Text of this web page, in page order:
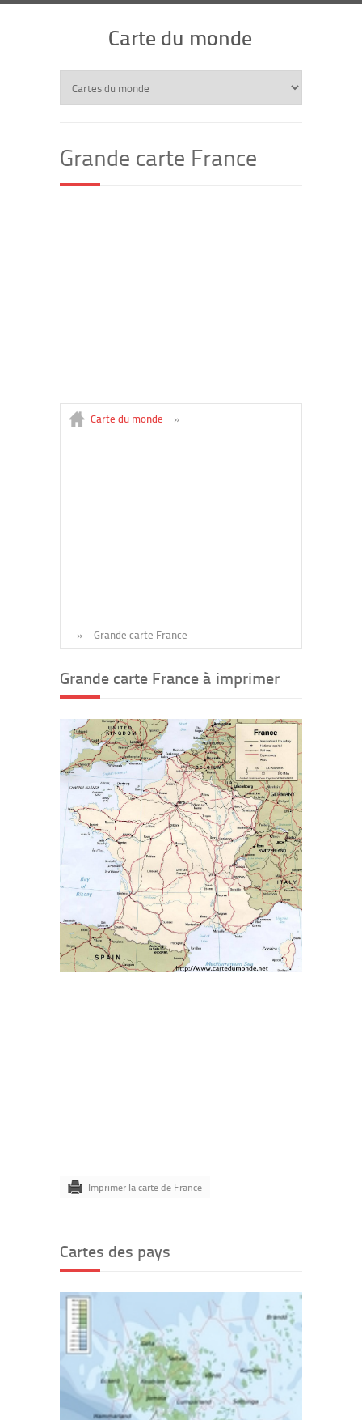
Carte du monde
Grande carte France
Carte du monde »
» Grande carte France
Grande carte France à imprimer
Imprimer la carte de France
Cartes des pays